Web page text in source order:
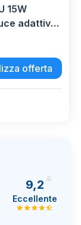
15W
adattiv
14 13 12 11
etc
offerta
9,2
Eccellente